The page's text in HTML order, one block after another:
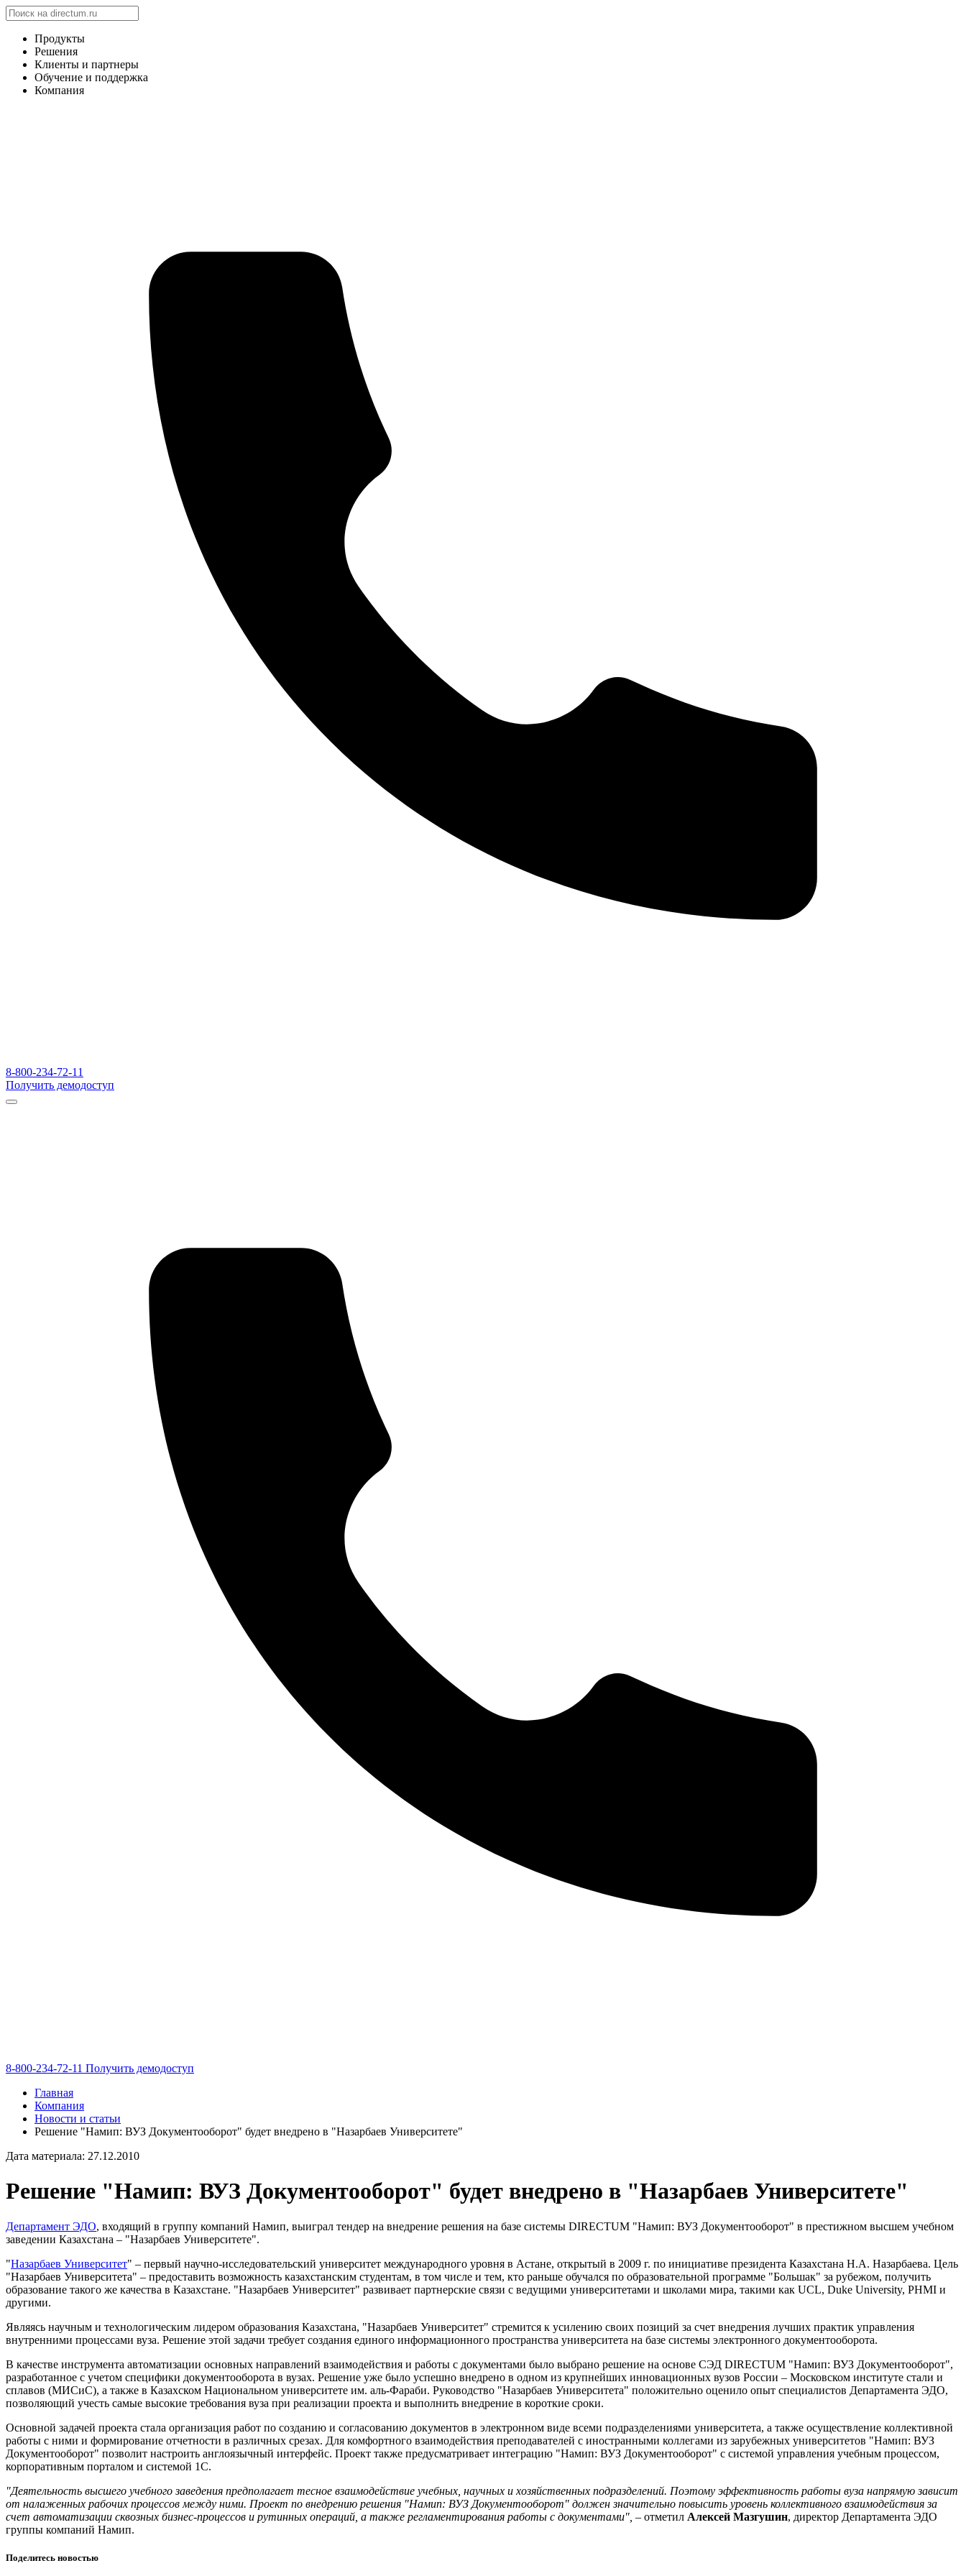
Продукты
Решения
Клиенты и партнеры
Обучение и поддержка
Компания
8-800-234-72-11
Получить демодоступ
8-800-234-72-11 Получить демодоступ
Главная
Компания
Новости и статьи
Решение "Намип: ВУЗ Документооборот" будет внедрено в "Назарбаев Университете"
Дата материала: 27.12.2010
Решение "Намип: ВУЗ Документооборот" будет внедрено в "Назарбаев Университете"
Департамент ЭДО, входящий в группу компаний Намип, выиграл тендер на внедрение решения на базе системы DIRECTUM "Намип: ВУЗ Документооборот" в престижном высшем учебном
заведении Казахстана – "Назарбаев Университете".
"Назарбаев Университет" – первый научно-исследовательский университет международного уровня в Астане, открытый в 2009 г. по инициативе президента Казахстана Н.А. Назарбаева. Цель
"Назарбаев Университета" – предоставить возможность казахстанским студентам, в том числе и тем, кто раньше обучался по образовательной программе "Большак" за рубежом, получить
образование такого же качества в Казахстане. "Назарбаев Университет" развивает партнерские связи с ведущими университетами и школами мира, такими как UCL, Duke University, PHMI и
другими.
Являясь научным и технологическим лидером образования Казахстана, "Назарбаев Университет" стремится к усилению своих позиций за счет внедрения лучших практик управления
внутренними процессами вуза. Решение этой задачи требует создания единого информационного пространства университета на базе системы электронного документооборота.
В качестве инструмента автоматизации основных направлений взаимодействия и работы с документами было выбрано решение на основе СЭД DIRECTUM "Намип: ВУЗ Документооборот",
разработанное с учетом специфики документооборота в вузах. Решение уже было успешно внедрено в одном из крупнейших инновационных вузов России – Московском институте стали и
сплавов (МИСиС), а также в Казахском Национальном университете им. аль-Фараби. Руководство "Назарбаев Университета" положительно оценило опыт специалистов Департамента ЭДО,
позволяющий учесть самые высокие требования вуза при реализации проекта и выполнить внедрение в короткие сроки.
Основной задачей проекта стала организация работ по созданию и согласованию документов в электронном виде всеми подразделениями университета, а также осуществление коллективной
работы с ними и формирование отчетности в различных срезах. Для комфортного взаимодействия преподавателей с иностранными коллегами из зарубежных университетов "Намип: ВУЗ
Документооборот" позволит настроить англоязычный интерфейс. Проект также предусматривает интеграцию "Намип: ВУЗ Документооборот" с системой управления учебным процессом,
корпоративным порталом и системой 1С.
"Деятельность высшего учебного заведения предполагает тесное взаимодействие учебных, научных и хозяйственных подразделений. Поэтому эффективность работы вуза напрямую зависит
от налаженных рабочих процессов между ними. Проект по внедрению решения "Намип: ВУЗ Документооборот" должен значительно повысить уровень коллективного взаимодействия за
счет автоматизации сквозных бизнес-процессов и рутинных операций, а также регламентирования работы с документами", – отметил Алексей Мазгушин, директор Департамента ЭДО
группы компаний Намип.
Поделитесь новостью